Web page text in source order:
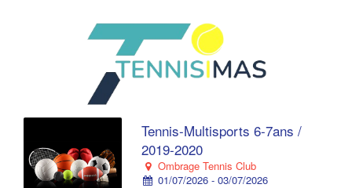
Tennis-Multisports 6-7ans /
2019-2020
Ombrage Tennis Club
01/07/2026 - 03/07/2026